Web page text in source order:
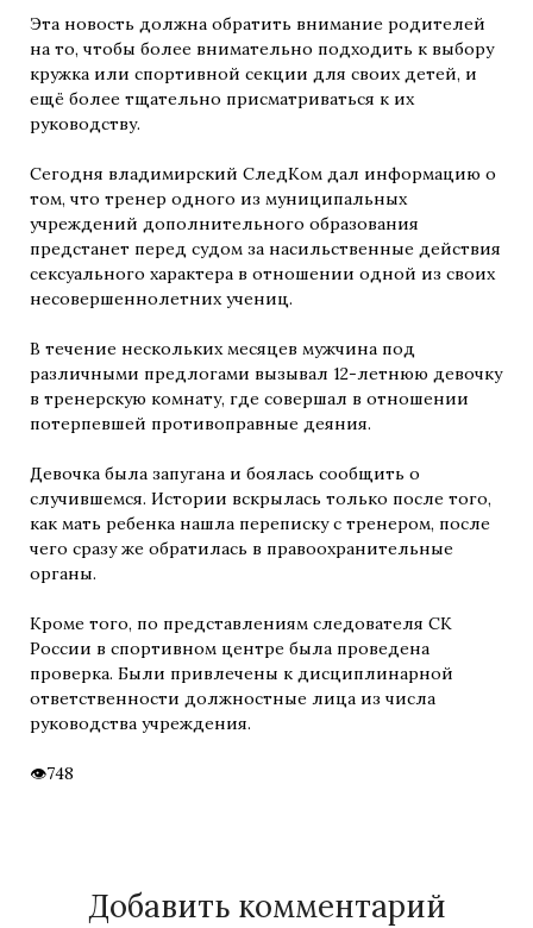
Эта новость должна обратить внимание родителей
на то, чтобы более внимательно подходить к выбору
кружка или спортивной секции для своих детей, и
ещё более тщательно присматриваться к их
руководству.
Сегодня владимирский СледКом дал информацию о
том, что тренер одного из муниципальных
учреждений дополнительного образования
предстанет перед судом за насильственные действия
сексуального характера в отношении одной из своих
несовершеннолетних учениц.
В течение нескольких месяцев мужчина под
различными предлогами вызывал 12-летнюю девочку
в тренерскую комнату, где совершал в отношении
потерпевшей противоправные деяния.
Девочка была запугана и боялась сообщить о
случившемся. Истории вскрылась только после того,
как мать ребенка нашла переписку с тренером, после
чего сразу же обратилась в правоохранительные
органы.
Кроме того, по представлениям следователя СК
России в спортивном центре была проведена
проверка. Были привлечены к дисциплинарной
ответственности должностные лица из числа
руководства учреждения.
748
Добавить комментарий